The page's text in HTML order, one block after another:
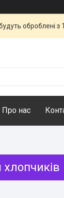
оброблені
Про нас